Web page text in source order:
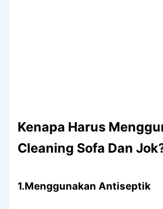
Kenapa Hаruѕ
Cleaning Sofa Dаn
1.Menggunakan Antiseptik